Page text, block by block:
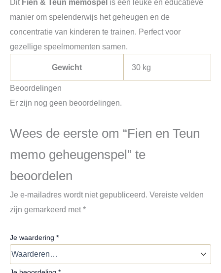
Dit Fien & Teun memospel is een leuke en educatieve
manier om spelenderwijs het geheugen en de
concentratie van kinderen te trainen. Perfect voor
gezellige speelmomenten samen.
Gewicht 30 kg
Beoordelingen
Er zijn nog geen beoordelingen.
Wees de eerste om “Fien en Teun
memo geheugenspel” te
beoordelen
Je e-mailadres wordt niet gepubliceerd. Vereiste velden
zijn gemarkeerd met*
Je waardering *